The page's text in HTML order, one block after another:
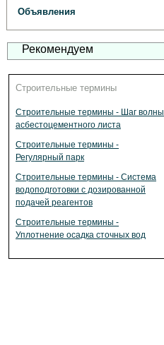
Объявления
Рекомендуем
Строительные термины
Строительные термины - Шаг волны
асбестоцементного листа
Строительные термины -
Регулярный парк
Строительные термины - Система
водоподготовки с дозированной
подачей реагентов
Строительные термины -
Уплотнение осадка сточных вод